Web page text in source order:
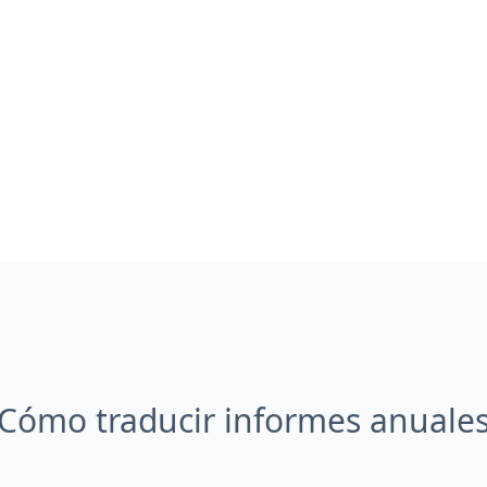
traducir informes